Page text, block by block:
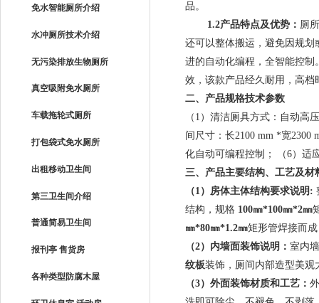
免水智能厕所介绍
水冲厕所技术介绍
无污染排放生物厕所
真空吸附免水厕所
车载拖轮式厕所
打包袋式免水厕所
出租移动卫生间
第三卫生间介绍
普通简易卫生间
报刊亭 售货房
各种类型防腐木屋
品。
1.2产品特点及优势： 厕
还可以整体搬运，避免因规
进的自动化编程，全智能控
效，该款产品经久耐用，高
二、产品规格技术参数
（1） 清洁厕具方式：自动高
间尺寸：长2100 mm *宽2300
化自动可编程控制；
（6） 适
三、产品主要结构、工艺及材
（1）房体主体结构要求说明 :
结构，规格 100㎜*100㎜*2㎜
㎜*80㎜*1.2㎜矩形管焊接而成
（2）内墙面装饰说明： 室内
纹板装饰，厕间内部造型美观
（3）外面装饰材质和工艺：